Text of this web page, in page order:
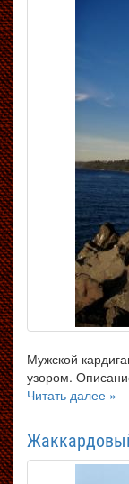
Мужской
узором.
Читать далее »